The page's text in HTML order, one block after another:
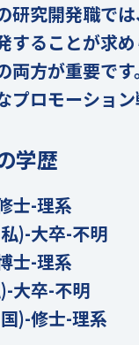
研究開発職で
することが求
両方が重要で
プロモーショ
学歴
士-理系
)-大卒-不明
士-理系
大卒-不明
)-修士-理系